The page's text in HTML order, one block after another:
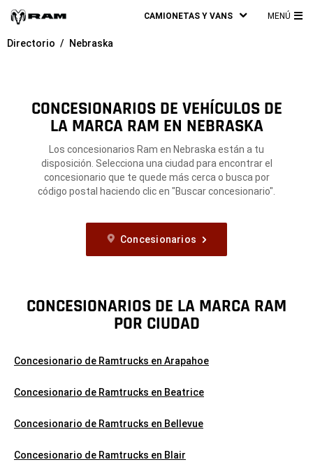
CAMIONETAS Y VANS MENÚ
Directorio Nebraska
CONCESIONARIOS DE VEHÍCULOS DE
LA MARCA RAM EN NEBRASKA
Los concesionarios Ram en Nebraska están a tu
disposición. Selecciona una ciudad para encontrar el
concesionario que te quede más cerca o busca por
código postal haciendo clic en "Buscar concesionario".
Concesionarios
CONCESIONARIOS DE LA MARCA RAM
POR CIUDAD
Concesionario de Ramtrucks en Arapahoe
Concesionario de Ramtrucks en Beatrice
Concesionario de Ramtrucks en Bellevue
Concesionario de Ramtrucks en Blair